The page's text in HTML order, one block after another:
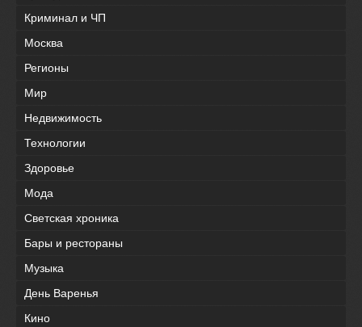
Криминал и ЧП
Москва
Регионы
Мир
Недвижимость
Технологии
Здоровье
Мода
Светская хроника
Бары и рестораны
Музыка
День Варенья
Кино